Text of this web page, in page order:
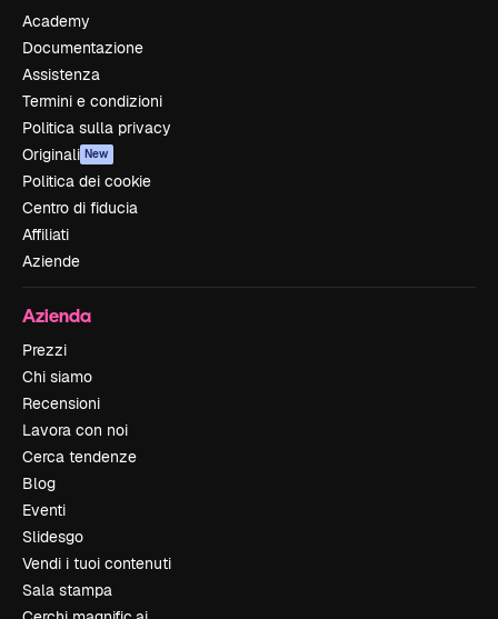
Academy
Documentazione
Assistenza
Termini e condizioni
Politica sulla privacy
Originali New
Politica dei cookie
Centro di fiducia
Affiliati
Aziende
Azienda
Prezzi
Chi siamo
Recensioni
Lavora con noi
Cerca tendenze
Blog
Eventi
Slidesgo
Vendi i tuoi contenuti
Sala stampa